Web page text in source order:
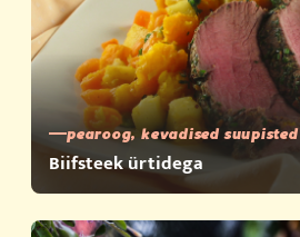
pearoog, kevadised suupisted
Biifsteek ürtidega